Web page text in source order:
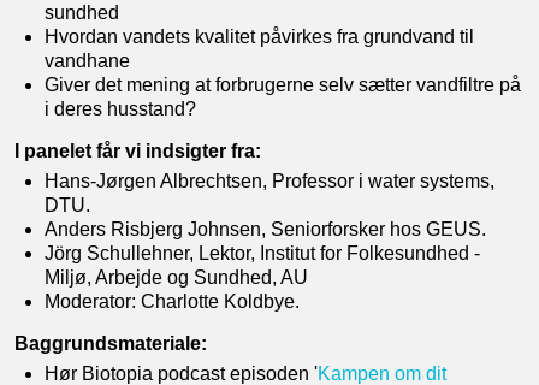
sundhed
Hvordan vandets kvalitet påvirkes fra grundvand til
vandhane
Giver det mening at forbrugerne selv sætter vandfiltre på
i deres husstand?
I panelet får vi indsigter fra:
Hans-Jørgen Albrechtsen, Professor i water systems,
DTU.
Anders Risbjerg Johnsen, Seniorforsker hos GEUS.
Jörg Schullehner, Lektor, Institut for Folkesundhed -
Miljø, Arbejde og Sundhed, AU
Moderator: Charlotte Koldbye.
Baggrundsmateriale:
Hør Biotopia podcast episoden 'Kampen om dit